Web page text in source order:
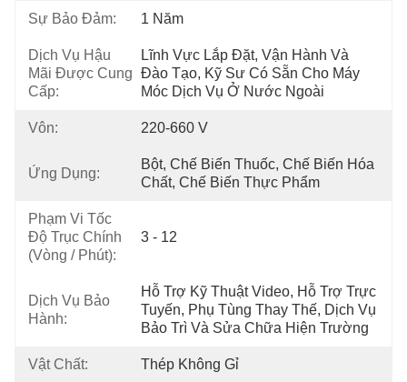
Sự Bảo Đảm: 1 Năm
Dịch Vụ Hậu
Mãi Được Cung
Cấp:
Lĩnh Vực Lắp Đặt, Vận Hành Và
Đào Tạo, Kỹ Sư Có Sẵn Cho Máy
Móc Dịch Vụ Ở Nước Ngoài
Vôn: 220-660 V
Ứng Dụng:
Bột, Chế Biến Thuốc, Chế Biến Hóa
Chất, Chế Biến Thực Phẩm
Phạm Vi Tốc
Độ Trục Chính
(vòng / Phút):
3 - 12
Dịch Vụ Bảo
Hành:
Hỗ Trợ Kỹ Thuật Video, Hỗ Trợ Trực
Tuyến, Phụ Tùng Thay Thế, Dịch Vụ
Bảo Trì Và Sửa Chữa Hiện Trường
Vật Chất: Thép Không Gỉ